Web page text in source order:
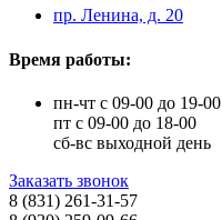
пр. Ленина, д. 20
Время работы:
пн-чт с 09-00 до 19-00
пт с 09-00 до 18-00
сб-вс выходной день
Заказать звонок
8 (831) 261-31-57